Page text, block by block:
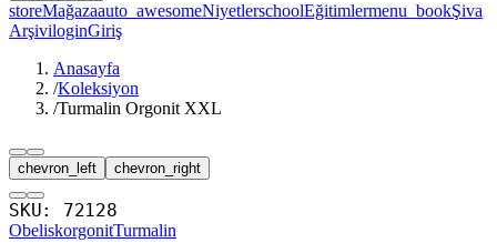
storeMağazaauto_awesomeNiyetlerschoolEğitimlermenu_bookŞiva
ArşiviloginGiriş
Anasayfa
/Koleksiyon
/Turmalin Orgonit XXL
chevron_left chevron_right
SKU: 72128
ObeliskorgonitTurmalin